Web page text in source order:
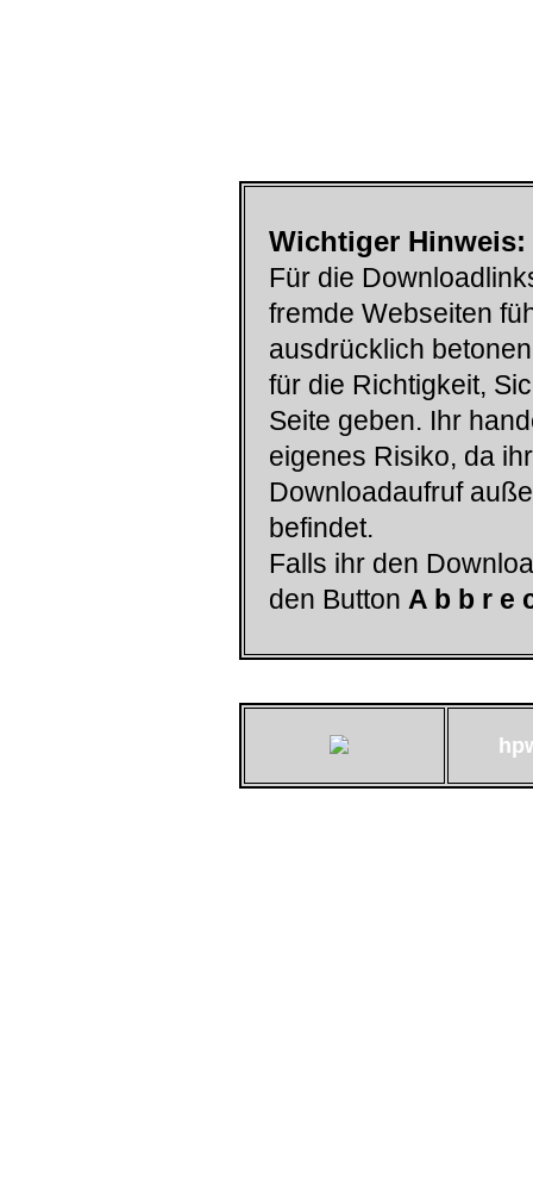
Wichtiger Hinweis:
Für die
fremde Webseiten
ausdrücklich
für die Richtigkeit,
Seite geben. Ihr
eigenes Risiko, da
Downloadaufruf
befindet.
Falls ihr den
den Button A b b r e